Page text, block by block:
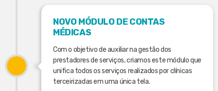
NOVO MÓDULO DE CONTAS
MÉDICAS
Com o objetivo de auxiliar na gestão dos
prestadores de serviços, criamos este módulo que
unifica todos os serviços realizados por clínicas
terceirizadas em uma única tela.